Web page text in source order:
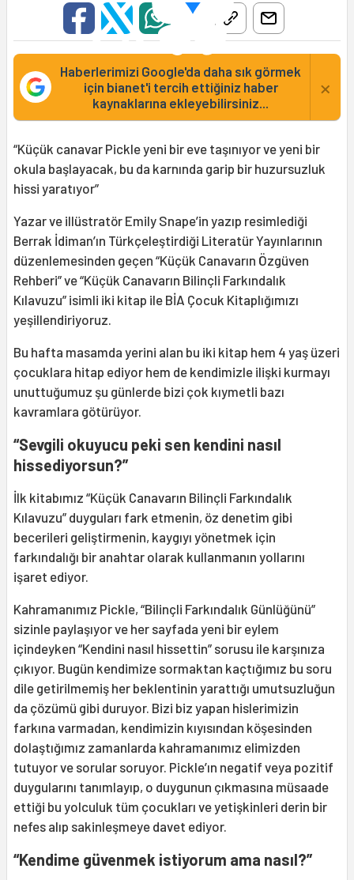
Haberlerimizi Google'da daha sık görmek
için bianet'i tercih ettiğiniz haber
kaynaklarına ekleyebilirsiniz...
×
“Küçük canavar Pickle yeni bir eve taşınıyor ve yeni bir
okula başlayacak, bu da karnında garip bir huzursuzluk
hissi yaratıyor”
Yazar ve illüstratör Emily Snape’in yazıp resimlediği
Berrak İdiman’ın Türkçeleştirdiği Literatür Yayınlarının
düzenlemesinden geçen “Küçük Canavarın Özgüven
Rehberi” ve “Küçük Canavarın Bilinçli Farkındalık
Kılavuzu” isimli iki kitap ile BİA Çocuk Kitaplığımızı
yeşillendiriyoruz.
Bu hafta masamda yerini alan bu iki kitap hem 4 yaş üzeri
çocuklara hitap ediyor hem de kendimizle ilişki kurmayı
unuttuğumuz şu günlerde bizi çok kıymetli bazı
kavramlara götürüyor.
“Sevgili okuyucu peki sen kendini nasıl
hissediyorsun?”
İlk kitabımız “Küçük Canavarın Bilinçli Farkındalık
Kılavuzu” duyguları fark etmenin, öz denetim gibi
becerileri geliştirmenin, kaygıyı yönetmek için
farkındalığı bir anahtar olarak kullanmanın yollarını
işaret ediyor.
Kahramanımız Pickle, “Bilinçli Farkındalık Günlüğünü”
sizinle paylaşıyor ve her sayfada yeni bir eylem
içindeyken “Kendini nasıl hissettin” sorusu ile karşınıza
çıkıyor. Bugün kendimize sormaktan kaçtığımız bu soru
dile getirilmemiş her beklentinin yarattığı umutsuzluğun
da çözümü gibi duruyor. Bizi biz yapan hislerimizin
farkına varmadan, kendimizin kıyısından köşesinden
dolaştığımız zamanlarda kahramanımız elimizden
tutuyor ve sorular soruyor. Pickle’ın negatif veya pozitif
duygularını tanımlayıp, o duygunun çıkmasına müsaade
ettiği bu yolculuk tüm çocukları ve yetişkinleri derin bir
nefes alıp sakinleşmeye davet ediyor.
“Kendime güvenmek istiyorum ama nasıl?”